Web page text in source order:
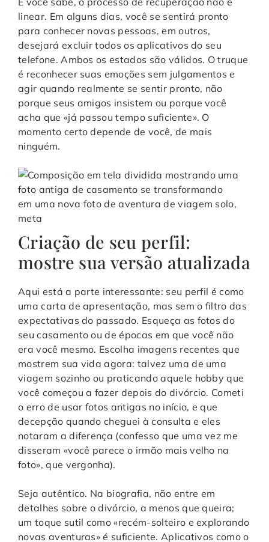
linear. Em alguns dias, você se sentirá pronto
para conhecer novas pessoas, em outros,
desejará excluir todos os aplicativos do seu
telefone. Ambos os estados são válidos. O truque
é reconhecer suas emoções sem julgamentos e
agir quando realmente se sentir pronto, não
porque seus amigos insistem ou porque você
acha que «já passou tempo suficiente». O
momento certo depende de você, de mais
ninguém.
Criação de seu perfil:
mostre sua versão atualizada
Aqui está a parte interessante: seu perfil é como
uma carta de apresentação, mas sem o filtro das
expectativas do passado. Esqueça as fotos do
seu casamento ou de épocas em que você não
era você mesmo. Escolha imagens recentes que
mostrem sua vida agora: talvez uma de uma
viagem sozinho ou praticando aquele hobby que
você começou a fazer depois do divórcio. Cometi
o erro de usar fotos antigas no início, e que
decepção quando cheguei à consulta e eles
notaram a diferença (confesso que uma vez me
disseram «você parece o irmão mais velho na
foto», que vergonha).
Seja autêntico. Na biografia, não entre em
detalhes sobre o divórcio, a menos que queira;
um toque sutil como «recém-solteiro e explorando
novas aventuras» é suficiente. Aplicativos como o